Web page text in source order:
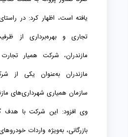
یافته است، اظهار کرد: در
تجاری و بهره‌برداری از
مازندران، شرکت همیار
مازندران به‌عنوان یکی از
سازمان همیاری شهرداری‌های
وی افزود: این شرکت با هدف
بازرگانی، به‌ویژه واردات